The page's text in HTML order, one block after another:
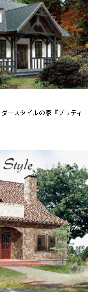
ースタイルの家『ブリティ